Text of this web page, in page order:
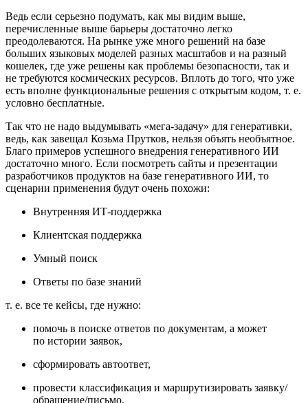
Ведь если серьезно подумать, как мы видим выше,
перечисленные выше барьеры достаточно легко
преодолеваются. На рынке уже много решений на базе
больших языковых моделей разных масштабов и на разный
кошелек, где уже решены как проблемы безопасности, так и
не требуются космических ресурсов. Вплоть до того, что уже
есть вполне функциональные решения с открытым кодом, т. е.
условно бесплатные.
Так что не надо выдумывать «мега‑задачу» для генеративки,
ведь, как завещал Козьма Прутков, нельзя объять необъятное.
Благо примеров успешного внедрения генеративного ИИ
достаточно много. Если посмотреть сайты и презентации
разработчиков продуктов на базе генеративного ИИ, то
сценарии применения будут очень похожи:
Внутренняя ИТ‑поддержка
Клиентская поддержка
Умный поиск
Ответы по базе знаний
т. е. все те кейсы, где нужно:
помочь в поиске ответов по документам, а может
по истории заявок,
сформировать автоответ,
провести классификация и маршрутизировать заявку/
обращение/письмо,